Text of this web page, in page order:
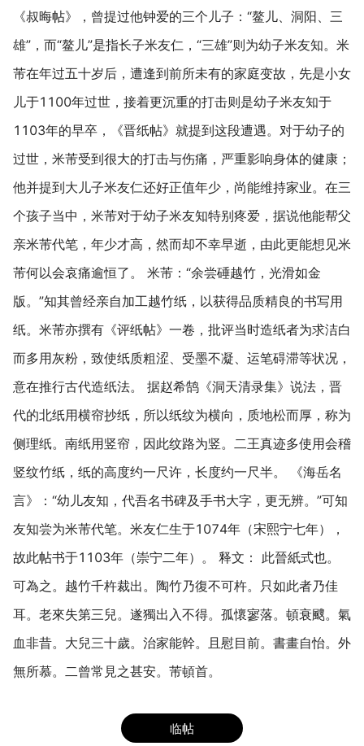
《叔晦帖》，曾提过他钟爱的三个儿子：“鳌儿、洞阳、三
雄”，而“鳌儿”是指长子米友仁，“三雄”则为幼子米友知。米
芾在年过五十岁后，遭逢到前所未有的家庭变故，先是小女
儿于1100年过世，接着更沉重的打击则是幼子米友知于
1103年的早卒，《晋纸帖》就提到这段遭遇。对于幼子的
过世，米芾受到很大的打击与伤痛，严重影响身体的健康；
他并提到大儿子米友仁还好正值年少，尚能维持家业。在三
个孩子当中，米芾对于幼子米友知特别疼爱，据说他能帮父
亲米芾代笔，年少才高，然而却不幸早逝，由此更能想见米
芾何以会哀痛逾恒了。 米芾：“余尝硾越竹，光滑如金
版。”知其曾经亲自加工越竹纸，以获得品质精良的书写用
纸。米芾亦撰有《评纸帖》一卷，批评当时造纸者为求洁白
而多用灰粉，致使纸质粗涩、受墨不凝、运笔碍滞等状况，
意在推行古代造纸法。 据赵希鹄《洞天清录集》说法，晋
代的北纸用横帘抄纸，所以纸纹为横向，质地松而厚，称为
侧理纸。南纸用竖帘，因此纹路为竖。二王真迹多使用会稽
竖纹竹纸，纸的高度约一尺许，长度约一尺半。 《海岳名
言》：“幼儿友知，代吾名书碑及手书大字，更无辨。”可知
友知尝为米芾代笔。米友仁生于1074年（宋熙宁七年），
故此帖书于1103年（崇宁二年）。 释文： 此晉紙式也。
可為之。越竹千杵裁出。陶竹乃復不可杵。只如此者乃佳
耳。老來失第三兒。遂獨出入不得。孤懷寥落。頓衰颼。氣
血非昔。大兒三十歲。治家能幹。且慰目前。書畫自怡。外
無所慕。二曾常見之甚安。芾頓首。
临帖